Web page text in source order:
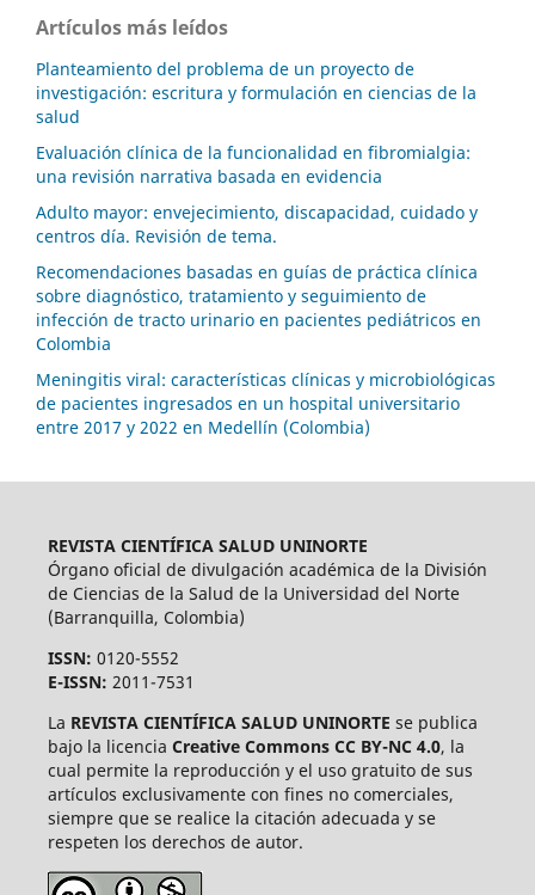
Artículos más leídos
Planteamiento del problema de un proyecto de
investigación: escritura y formulación en ciencias de la
salud
Evaluación clínica de la funcionalidad en fibromialgia:
una revisión narrativa basada en evidencia
Adulto mayor: envejecimiento, discapacidad, cuidado y
centros día. Revisión de tema.
Recomendaciones basadas en guías de práctica clínica
sobre diagnóstico, tratamiento y seguimiento de
infección de tracto urinario en pacientes pediátricos en
Colombia
Meningitis viral: características clínicas y microbiológicas
de pacientes ingresados en un hospital universitario
entre 2017 y 2022 en Medellín (Colombia)
REVISTA CIENTÍFICA SALUD UNINORTE
Órgano oficial de divulgación académica de la División
de Ciencias de la Salud de la Universidad del Norte
(Barranquilla, Colombia)
ISSN: 0120-5552
E-ISSN: 2011-7531
La REVISTA CIENTÍFICA SALUD UNINORTE se publica
bajo la licencia Creative Commons CC BY-NC 4.0, la
cual permite la reproducción y el uso gratuito de sus
artículos exclusivamente con fines no comerciales,
siempre que se realice la citación adecuada y se
respeten los derechos de autor.